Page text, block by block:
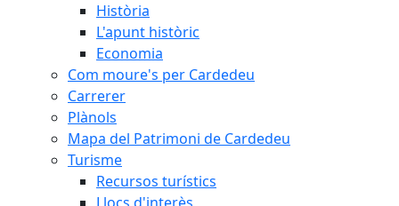
Història
L'apunt històric
Economia
Com moure's per Cardedeu
Carrerer
Plànols
Mapa del Patrimoni de Cardedeu
Turisme
Recursos turístics